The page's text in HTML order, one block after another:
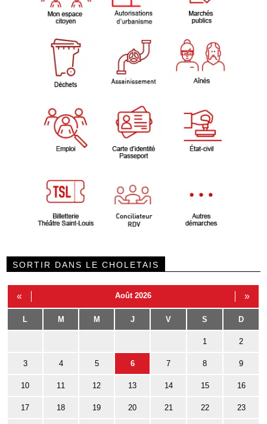
SORTIR DANS LE CHOLETAIS
« Août 2026 »
L M M J V S D
1 2
3 4 5 6 7 8 9
10 11 12 13 14 15 16
17 18 19 20 21 22 23